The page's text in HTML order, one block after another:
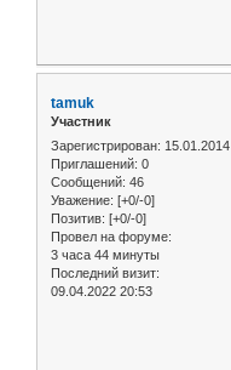
tamuk
Участник
Зарегистрирован: 15.01.2014
Приглашений: 0
Сообщений: 46
Уважение: [+0/-0]
Позитив: [+0/-0]
Провел на форуме:
3 часа 44 минуты
Последний визит:
09.04.2022 20:53